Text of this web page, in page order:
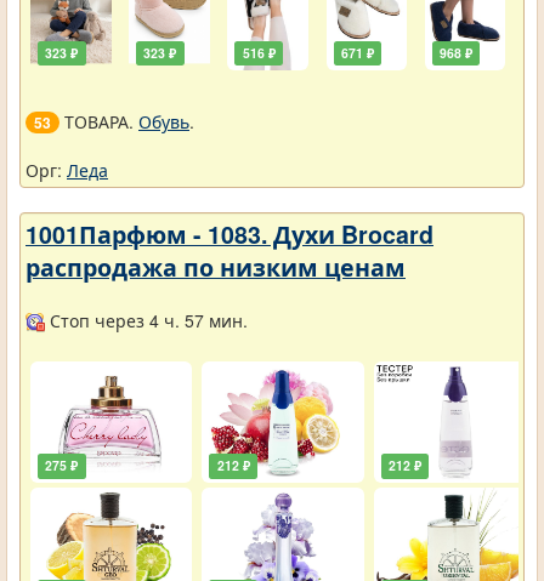
323 ₽ 323 ₽ 516 ₽ 671 ₽ 968 ₽
53 ТОВАРА. Обувь.
Орг: Леда
1001Парфюм - 1083. Духи Brocard
распродажа по низким ценам
Стоп через 4 ч. 57 мин.
275 ₽ 212 ₽ 212 ₽